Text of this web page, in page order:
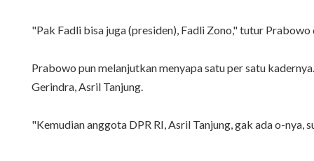
"Pak Fadli bisa juga (presiden), Fadli Zono," tutur
Prabowo pun melanjutkan menyapa satu per satu
Gerindra, Asril Tanjung.
"Kemudian anggota DPR RI, Asril Tanjung, gak ada o-